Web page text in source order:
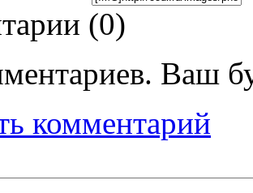
(0)
Ваш
комментарий